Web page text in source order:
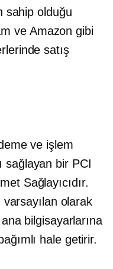
sahip olduğu
ve Amazon gibi
satış
ve işlem
sağlayan bir PCI
Sağlayıcıdır.
olarak
bilgisayarlarına
hale getirir.